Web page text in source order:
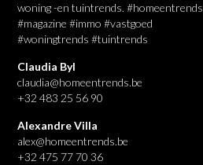
woning -en tuintrends. #homeentrends
#magazine #immo #vastgoed
#woningtrends #tuintrends
Claudia Byl
claudia@homeentrends.be
+32 483 25 56 90
Alexandre Villa
alex@homeentrends.be
+32 475 77 70 36